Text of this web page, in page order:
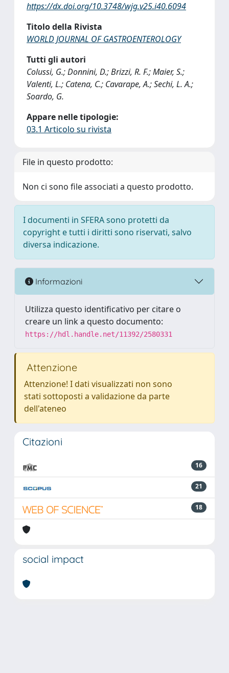
https://dx.doi.org/10.3748/wjg.v25.i40.6094
Titolo della Rivista
WORLD JOURNAL OF GASTROENTEROLOGY
Tutti gli autori
Colussi, G.; Donnini, D.; Brizzi, R. F.; Maier, S.;
Valenti, L.; Catena, C.; Cavarape, A.; Sechi, L. A.;
Soardo, G.
Appare nelle tipologie:
03.1 Articolo su rivista
File in questo prodotto:
Non ci sono file associati a questo prodotto.
I documenti in SFERA sono protetti da
copyright e tutti i diritti sono riservati, salvo
diversa indicazione.
Informazioni
Utilizza questo identificativo per citare o
creare un link a questo documento:
https://hdl.handle.net/11392/2580331
Attenzione
Attenzione! I dati visualizzati non sono
stati sottoposti a validazione da parte
dell'ateneo
Citazioni
16
21
18
social impact